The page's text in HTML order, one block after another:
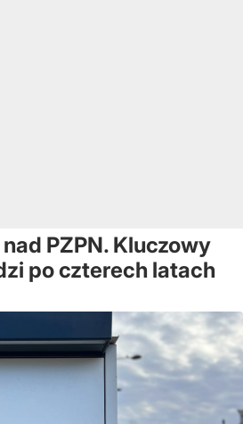
PZPN. Kluczowy
po czterech latach